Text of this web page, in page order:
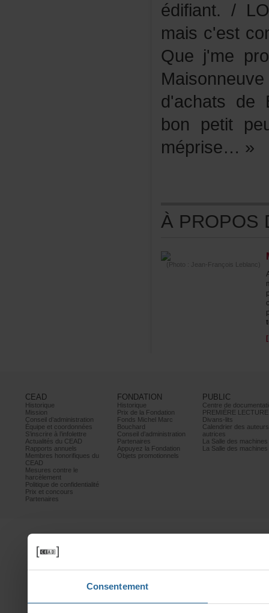
Consentement
édifiant./
méprise…»
(Photo:Jean-FrançoisLeblanc)
CEAD
Historique
Mission
Conseild’administration
Équipeetcoordonnées
S’inscrireàl’infolettre
ActualitésduCEAD
Rapportsannuels
Membreshonorifiquesdu
CEAD
Mesurescontrele
harcèlement
Politiquedeconfidentialité
Prixetconcours
Partenaires
FONDATION
Historique
PrixdelaFondation
FondsMichelMarc
Bouchard
Conseild’administration
Partenaires
AppuyezlaFondation
Objetspromotionnels
PUBLIC
PREMIÈRELECTURE
Divans-lits
autrices